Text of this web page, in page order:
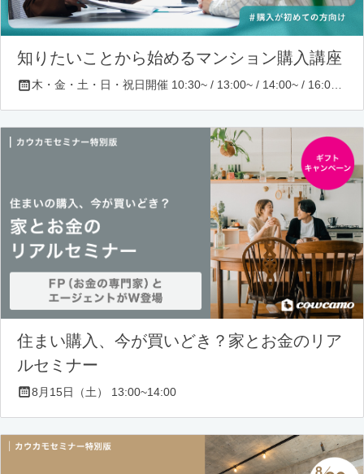
知りたいことから始めるマンション購入講座
木・金・土・日・祝日開催 10:30~ / 13:00~ / 14:00~ / 16:00~ / 17:00~/ 18:30~/ 19:30~
住まい購入、今が買いどき？家とお金のリア
ルセミナー
8月15日（土） 13:00~14:00